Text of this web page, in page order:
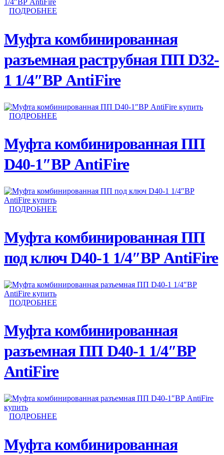
ПОДРОБНЕЕ
Муфта комбинированная
разъемная раструбная ПП D32-
1 1/4″ВР AntiFire
ПОДРОБНЕЕ
Муфта комбинированная ПП
D40-1″ВР AntiFire
ПОДРОБНЕЕ
Муфта комбинированная ПП
под ключ D40-1 1/4″ВР AntiFire
ПОДРОБНЕЕ
Муфта комбинированная
разъемная ПП D40-1 1/4″ВР
AntiFire
ПОДРОБНЕЕ
Муфта комбинированная